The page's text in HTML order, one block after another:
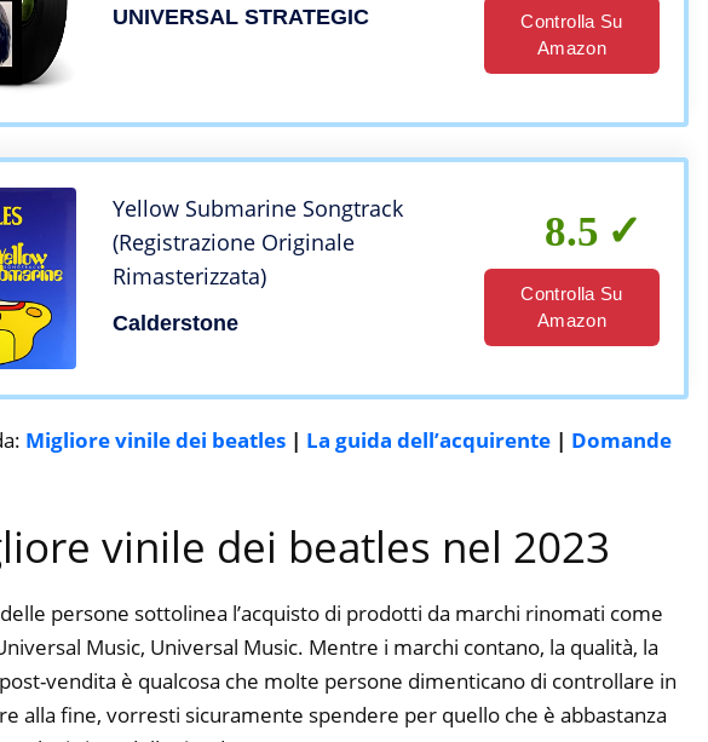
UNIVERSAL STRATEGIC
Controlla Su
Amazon
Yellow Submarine Songtrack
(Registrazione Originale
Rimasterizzata)
Calderstone
8.5
Controlla Su
Amazon
Migliore vinile dei beatles | La guida dell’acquirente | Domande
vinile dei beatles nel 2023
persone sottolinea l’acquisto di prodotti da marchi rinomati come
Music, Universal Music. Mentre i marchi contano, la qualità, la
vendita è qualcosa che molte persone dimenticano di controllare in
alla fine, vorresti sicuramente spendere per quello che è abbastanza